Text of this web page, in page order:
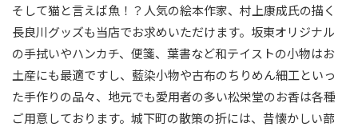
そして猫と言えば魚！？人気の絵本作家、村上康成氏の描く
長良川グッズも当店でお求めいただけます。坂東オリジナル
の手拭いやハンカチ、便箋、葉書など和テイストの小物はお
土産にも最適ですし、藍染小物や古布のちりめん細工といっ
た手作りの品々、地元でも愛用者の多い松栄堂のお香は各種
ご用意しております。城下町の散策の折には、昔懐かしい蔀